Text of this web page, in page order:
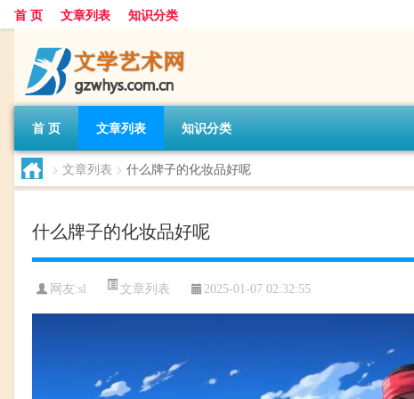
首 页 文章列表 知识分类
首 页 文章列表 知识分类
> 文章列表 > 什么牌子的化妆品好呢
什么牌子的化妆品好呢
网友:sl 文章列表 2025-01-07 02:32:55